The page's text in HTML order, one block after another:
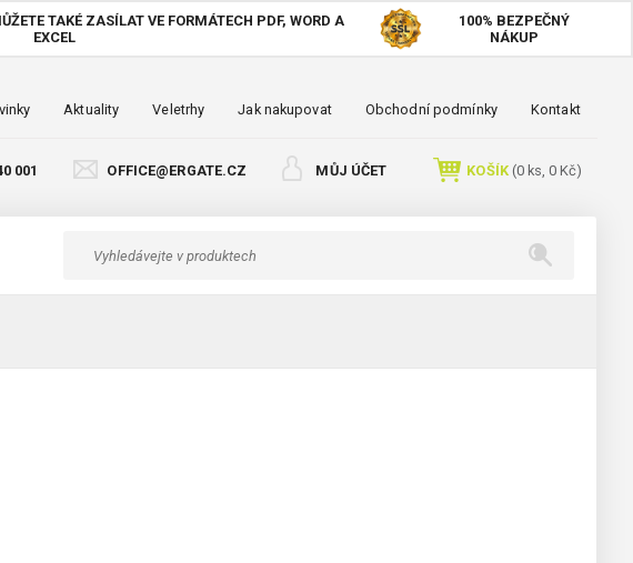
TAKÉ ZASÍLAT VE FORMÁTECH PDF, WORD A
EXCEL
100% BEZPEČNÝ
NÁKUP
Aktuality Veletrhy Jak nakupovat Obchodní podmínky Kontakt
001 OFFICE@ERGATE.CZ MŮJ ÚČET KOŠÍK(0ks, 0 Kč)